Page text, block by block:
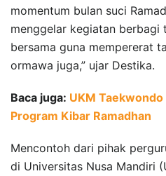
momentum bulan suci
menggelar kegiatan berbagi
bersama guna mempererat
ormawa juga,” ujar Destika.
Baca juga: UKM
Program Kibar Ramadhan
Mencontoh dari pihak
di Universitas Nusa Mandiri